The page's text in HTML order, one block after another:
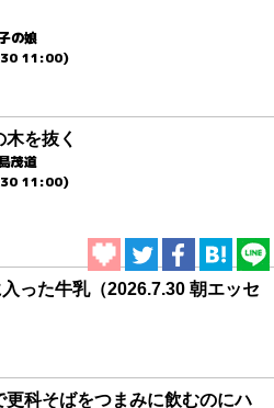
の娘
11:00)
木を抜く
茂道
11:00)
った牛乳（2026.7.30 朝エッセ
更科そばをつまみに飲むのにハ